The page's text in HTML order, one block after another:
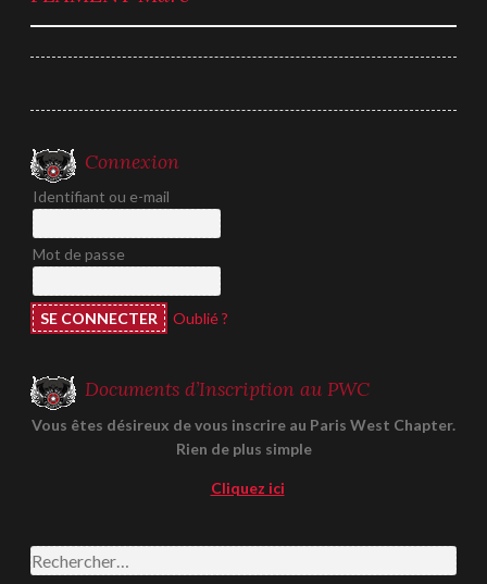
de
Connexion
Identifiant ou e-mail
Mot de passe
Oublié ?
Documents d’Inscription au PWC
Vous êtes désireux de vous inscrire au Paris West Chapter.
Rien de plus simple
Cliquez ici
Rechercher :